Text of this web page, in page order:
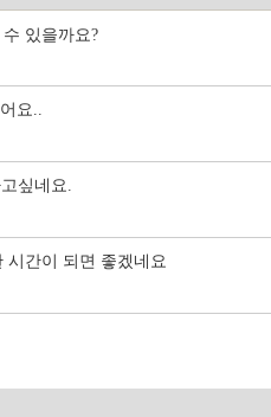
있을까요?
요..
싶네요.
시간이 되면 좋겠네요